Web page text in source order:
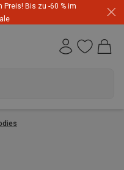
Bis zu -60 % im